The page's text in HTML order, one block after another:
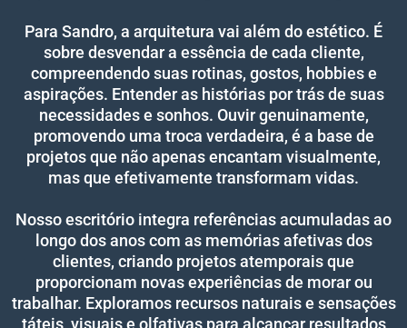
Para Sandro, a arquitetura vai além do estético. É
sobre desvendar a essência de cada cliente,
compreendendo suas rotinas, gostos, hobbies e
aspirações. Entender as histórias por trás de suas
necessidades e sonhos. Ouvir genuinamente,
promovendo uma troca verdadeira, é a base de
projetos que não apenas encantam visualmente,
mas que efetivamente transformam vidas.
Nosso escritório integra referências acumuladas ao
longo dos anos com as memórias afetivas dos
clientes, criando projetos atemporais que
proporcionam novas experiências de morar ou
trabalhar. Exploramos recursos naturais e sensações
táteis, visuais e olfativas para alcançar resultados